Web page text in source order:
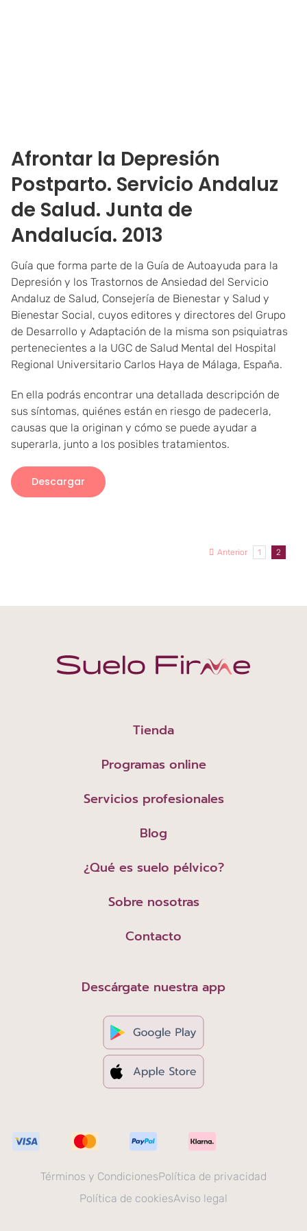
Afrontar la Depresión
Postparto. Servicio Andaluz
de Salud. Junta de
Andalucía. 2013
Guía que forma parte de la Guía de Autoayuda para la
Depresión y los Trastornos de Ansiedad del Servicio
Andaluz de Salud, Consejería de Bienestar y Salud y
Bienestar Social, cuyos editores y directores del Grupo
de Desarrollo y Adaptación de la misma son psiquiatras
pertenecientes a la UGC de Salud Mental del Hospital
Regional Universitario Carlos Haya de Málaga, España.
En ella podrás encontrar una detallada descripción de
sus síntomas, quiénes están en riesgo de padecerla,
causas que la originan y cómo se puede ayudar a
superarla, junto a los posibles tratamientos.
Descargar
Anterior 1 2
Tienda
Programas online
Servicios profesionales
Blog
¿Qué es suelo pélvico?
Sobre nosotras
Contacto
Descárgate nuestra app
Términos y CondicionesPolítica de privacidad
Política de cookiesAviso legal